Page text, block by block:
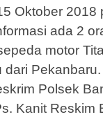
Oktober 2018
ada 2
motor
Polsek
Kanit Reskim